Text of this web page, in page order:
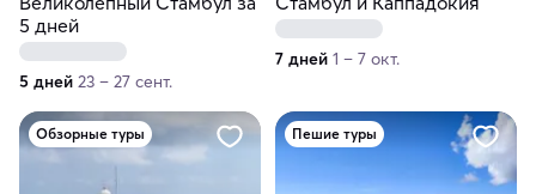
5 дней
5 дней 23 – 27 сент.
7 дней 1 – 7 окт.
Обзорные туры Пешие туры